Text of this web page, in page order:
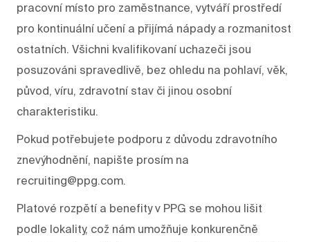
pracovní místo pro zaměstnance, vytváří prostředí
pro kontinuální učení a přijímá nápady a rozmanitost
ostatních. Všichni kvalifikovaní uchazeči jsou
posuzováni spravedlivě, bez ohledu na pohlaví, věk,
původ, víru, zdravotní stav či jinou osobní
charakteristiku.
Pokud potřebujete podporu z důvodu zdravotního
znevýhodnění, napište prosím na
recruiting@ppg.com.
Platové rozpětí a benefity v PPG se mohou lišit
podle lokality, což nám umožňuje konkurenčně